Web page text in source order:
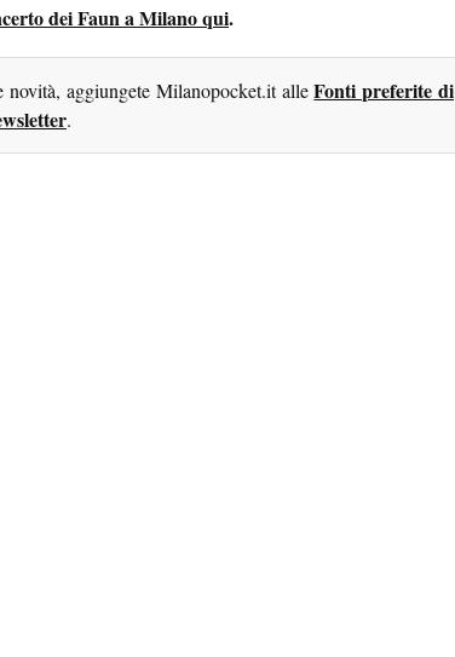
dei Faun a Milano qui.
novità, aggiungete Milanopocket.it alleFonti preferite di
.